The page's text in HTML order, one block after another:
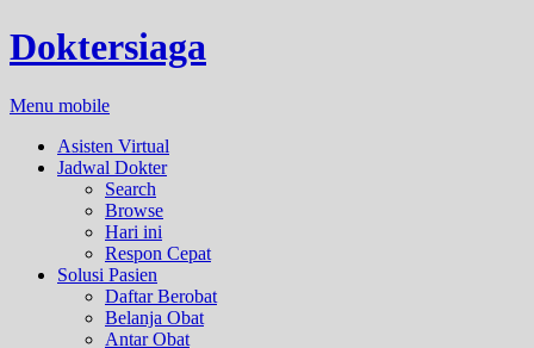
Doktersiaga
Menu mobile
Asisten Virtual
Jadwal Dokter
Search
Browse
Hari ini
Respon Cepat
Solusi Pasien
Daftar Berobat
Belanja Obat
Antar Obat